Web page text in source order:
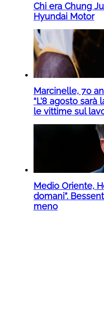
Chi era Chung
Hyundai Motor
Marcinelle, 70
“L’8 agosto
le vittime sul
Medio Oriente,
domani”.
meno